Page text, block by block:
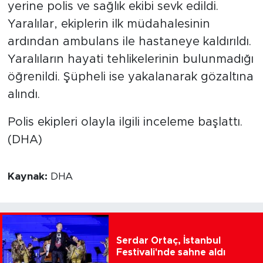
yerine polis ve sağlık ekibi sevk edildi.
Yaralılar, ekiplerin ilk müdahalesinin
ardından ambulans ile hastaneye kaldırıldı.
Yaralıların hayati tehlikelerinin bulunmadığı
öğrenildi. Şüpheli ise yakalanarak gözaltına
alındı.
Polis ekipleri olayla ilgili inceleme başlattı.
(DHA)
Kaynak: DHA
Serdar Ortaç, İstanbul
Festivali'nde sahne aldı